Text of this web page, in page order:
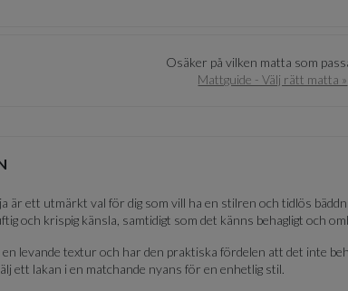
Osäker på vilken matta som
Mattguide - Välj rätt matta »
är ett utmärkt val för dig som vill ha en stilren och tidlös
och krispig känsla, samtidigt som det känns behagligt och
levande textur och har den praktiska fördelen att det inte
ett lakan i en matchande nyans för en enhetlig stil.